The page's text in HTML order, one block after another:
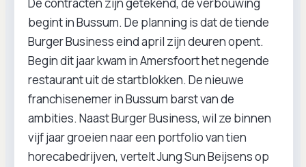
begint in Bussum. De planning is dat de tiende
Burger Business eind april zijn deuren opent.
Begin dit jaar kwam in Amersfoort het negende
restaurant uit de startblokken. De nieuwe
franchisenemer in Bussum barst van de
ambities. Naast Burger Business, wil ze binnen
vijf jaar groeien naar een portfolio van tien
horecabedrijven, vertelt Jung Sun Beijsens op